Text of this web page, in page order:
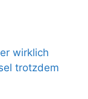
wirklich
trotzdem